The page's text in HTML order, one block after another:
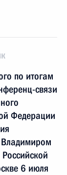
по итогам
связи
Федерации
Владимиром
6 июля